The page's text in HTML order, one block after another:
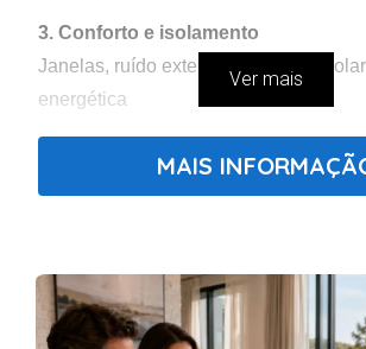
3. Conforto e isolamento
Janelas, ruído exterior, exposição
energética
4. Documentação legal
Caderneta predial, registos e licenças
Um único problema estrutural pode
5.000€ e 50.000€.
Ver mais
MAIS